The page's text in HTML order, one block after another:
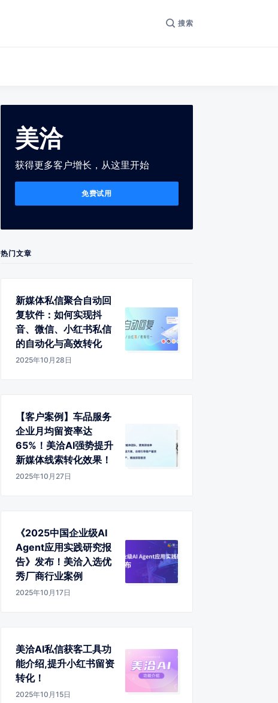
搜索
美洽
获得更多客户增长，从这里开始
免费试用
热门文章
新媒体私信聚合自动回
复软件：如何实现抖
音、微信、小红书私信
的自动化与高效转化
2025年10月28日
【客户案例】车品服务
企业月均留资率达
65%！美洽AI强势提升
新媒体线索转化效果！
2025年10月27日
《2025中国企业级AI
Agent应用实践研究报
告》发布！美洽入选优
秀厂商行业案例
2025年10月17日
美洽AI私信获客工具功
能介绍,提升小红书留资
转化！
2025年10月15日